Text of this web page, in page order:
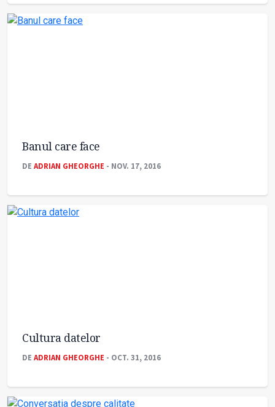
Banul care face
DE ADRIAN GHEORGHE - NOV. 17, 2016
Cultura datelor
DE ADRIAN GHEORGHE - OCT. 31, 2016